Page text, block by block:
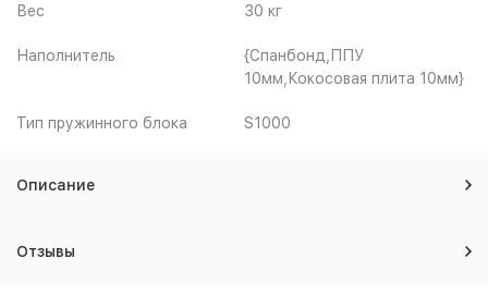
Вес 30 кг
Наполнитель
{Спанбонд,ППУ
10мм,Кокосовая плита 10мм}
Тип пружинного блока S1000
Описание
Отзывы